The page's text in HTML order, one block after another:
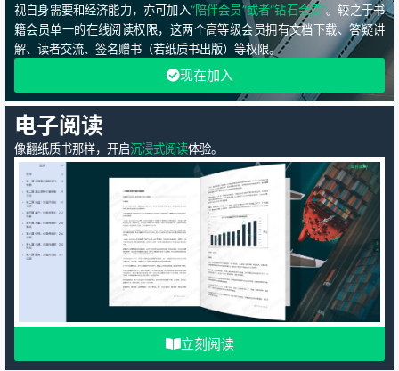
视自身需要和经济能力，亦可加入“陪伴会员”或者“钻石会员”。较之于书
籍会员单一的在线阅读权限，这两个高等级会员拥有文档下载、答疑讲
解、读者交流、签名赠书（若纸质书出版）等权限。
现在加入
电子阅读
像翻纸质书那样，开启沉浸式阅读体验。
立刻阅读